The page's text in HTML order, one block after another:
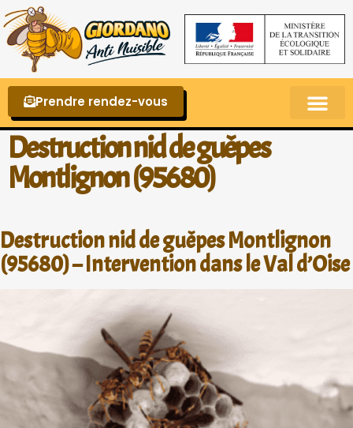
Prendre rendez-vous
Destruction nid de guêpes
Montlignon (95680)
Destruction nid de guêpes Montlignon
(95680) – Intervention dans le Val d’Oise